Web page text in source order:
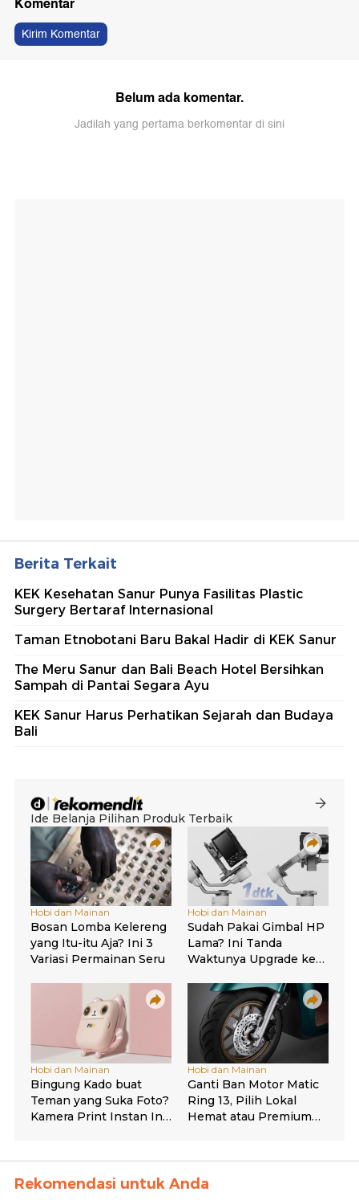
Kirim Komentar
Belum ada komentar.
Jadilah yang pertama berkomentar di sini
Berita Terkait
KEK Kesehatan Sanur Punya Fasilitas Plastic
Surgery Bertaraf Internasional
Taman Etnobotani Baru Bakal Hadir di KEK Sanur
The Meru Sanur dan Bali Beach Hotel Bersihkan
Sampah di Pantai Segara Ayu
KEK Sanur Harus Perhatikan Sejarah dan Budaya
Bali
Rekomendasi untuk Anda